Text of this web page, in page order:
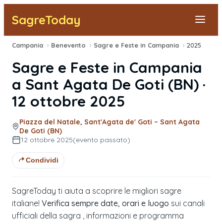
SagreToday
Segnala una sagra
Tutte le Sagre
Vicino a Me
Campania › Benevento › Sagre e Feste in Campania › 2025
Sagre e Feste in Campania
a Sant Agata De Goti (BN) ·
12 ottobre 2025
Piazza del Natale, Sant'Agata de' Goti – Sant Agata
De Goti (BN)
12 ottobre 2025(evento passato)
Condividi
SagreToday ti aiuta a scoprire le migliori sagre
italiane! Verifica sempre date, orari e luogo sui canali
ufficiali della sagra , informazioni e programma